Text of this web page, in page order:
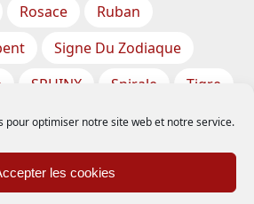
pour optimiser notre site web et notre service.
les cookies
Rosace
Ruban
Signe Du Zodiaque
SPHINX Spirale
Tigre
Train
Tresse
Tête Vase
Étoile